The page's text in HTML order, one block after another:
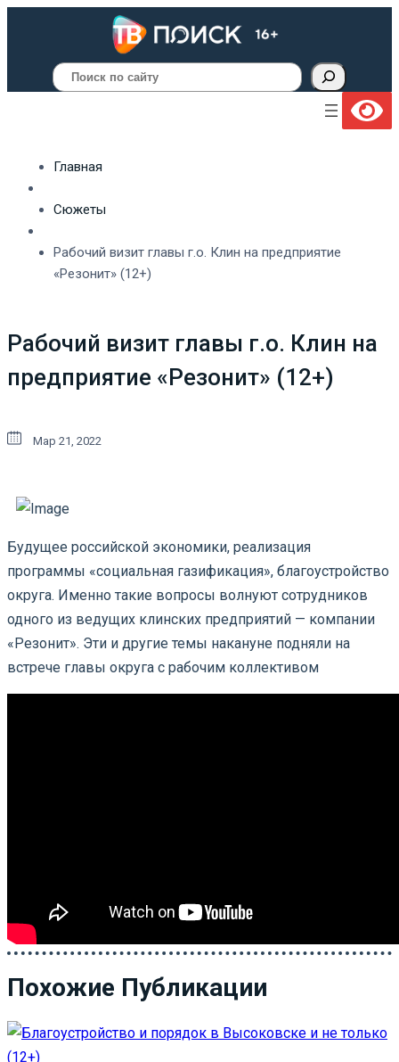
Поиск
Главная
Сюжеты
Рабочий визит главы г.о. Клин на предприятие
«Резонит» (12+)
Рабочий визит главы г.о. Клин на
предприятие «Резонит» (12+)
Мар 21, 2022
Будущее российской экономики, реализация
программы «социальная газификация», благоустройство
округа. Именно такие вопросы волнуют сотрудников
одного из ведущих клинских предприятий — компании
«Резонит». Эти и другие темы накануне подняли на
встрече главы округа с рабочим коллективом
Похожие Публикации